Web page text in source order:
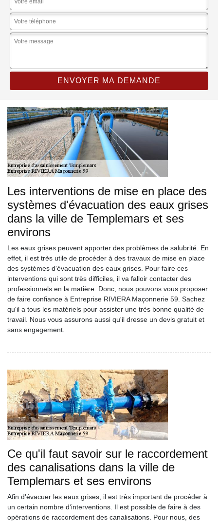
Les interventions de mise en place des
systèmes d'évacuation des eaux grises
dans la ville de Templemars et ses
environs
Les eaux grises peuvent apporter des problèmes de salubrité. En
effet, il est très utile de procéder à des travaux de mise en place
des systèmes d'évacuation des eaux grises. Pour faire ces
interventions qui sont très difficiles, il va falloir contacter des
professionnels en la matière. Donc, nous pouvons vous proposer
de faire confiance à Entreprise RIVIERA Maçonnerie 59. Sachez
qu'il a tous les matériels pour assister une très bonne qualité de
travail. Nous vous assurons aussi qu'il dresse un devis gratuit et
sans engagement.
Ce qu'il faut savoir sur le raccordement
des canalisations dans la ville de
Templemars et ses environs
Afin d'évacuer les eaux grises, il est très important de procéder à
un certain nombre d'interventions. Il est possible de faire à des
opérations de raccordement des canalisations. Pour nous, des